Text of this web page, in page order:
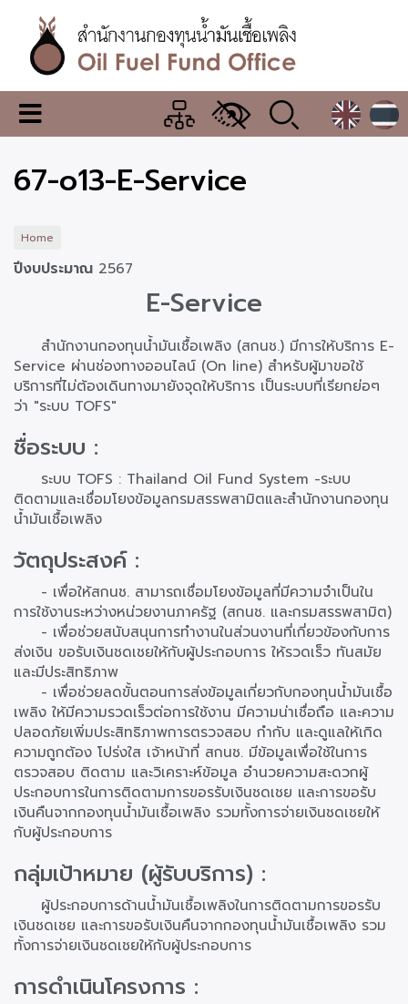
content
สำนักงาน
กองทุน
น้ำมัน
เพลิง
เมนู
เปลี่ยน
แสดง
ผล
67-o13-E-Service
Home
ปีงบประมาณ 2567
E-Service
สำนักงานกองทุนน้ำมันเชื้อเพลิง (สกนช.) มีการให้บริการ E-
Service ผ่านช่องทางออนไลน์ (On line) สำหรับผู้มาขอใช้
บริการที่ไม่ต้องเดินทางมายังจุดให้บริการ เป็นระบบที่เรียกย่อๆ
ว่า "ระบบ TOFS"
ชื่อระบบ :
ระบบ TOFS : Thailand Oil Fund System -ระบบ
ติดตามและเชื่อมโยงข้อมูลกรมสรรพสามิตและสำนักงานกองทุน
น้ำมันเชื้อเพลิง
วัตถุประสงค์ :
- เพื่อให้สกนช. สามารถเชื่อมโยงข้อมูลที่มีความจำเป็นใน
การใช้งานระหว่างหน่วยงานภาครัฐ (สกนช. และกรมสรรพสามิต)
- เพื่อช่วยสนับสนุนการทำงานในส่วนงานที่เกี่ยวข้องกับการ
ส่งเงิน ขอรับเงินชดเชยให้กับผู้ประกอบการ ให้รวดเร็ว ทันสมัย
และมีประสิทธิภาพ
- เพื่อช่วยลดขั้นตอนการส่งข้อมูลเกี่ยวกับกองทุนน้ำมันเชื้อ
เพลิง ให้มีความรวดเร็วต่อการใช้งาน มีความน่าเชื่อถือ และความ
ปลอดภัยเพิ่มประสิทธิภาพการตรวจสอบ กำกับ และดูแลให้เกิด
ความถูกต้อง โปร่งใส เจ้าหน้าที่ สกนช. มีข้อมูลเพื่อใช้ในการ
ตรวจสอบ ติดตาม และวิเคราะห์ข้อมูล อำนวยความสะดวกผู้
ประกอบการในการติดตามการขอรรับเงินชดเชย และการขอรับ
เงินคืนจากกองทุนน้ำมันเชื้อเพลิง รวมทั้งการจ่ายเงินชดเชยให้
กับผู้ประกอบการ
กลุ่มเป้าหมาย (ผู้รับบริการ) :
ผู้ประกอบการด้านน้ำมันเชื้อเพลิงในการติดตามการขอรรับ
เงินชดเชย และการขอรับเงินคืนจากกองทุนน้ำมันเชื้อเพลิง รวม
ทั้งการจ่ายเงินชดเชยให้กับผู้ประกอบการ
การดำเนินโครงการ :